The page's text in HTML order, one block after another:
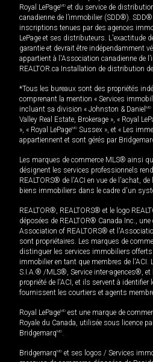
Royal LePageMD et du service de
canadienne de l’immobilier (SDD®). SDD®
inscriptions tenues par des agences
LePage et ses distributeurs. L'exactitude
garantie et devrait être indépendamment
appartient à l'Association canadienne de
REALTOR.ca Installation de distribution
*Tous les bureaux sont des propriétés
comprenant la mention « Services
incluant sa division « Johnston & Daniel MD
Valley Real Estate, Brokerage », « Royal
», « Royal LePageMD Sussex », et « Les
appartiennent et sont gérés par
Les marques de commerce MLS® ainsi
désignent les services professionnels
REALTORS® de l'ACI en vue de l'achat,
biens immobiliers dans le cadre d'un
REALTOR®, REALTORS® et le logo
déposées de REALTOR® Canada Inc.,
Association of REALTORS® et
sont propriétaires. Les marques de
distinguer les services immobiliers
immobilier en tant que membres de l'ACI.
S.I.A.® /MLS®, Service inter-agences®,
propriété de l'ACI, et ils servent à
fournissent les courtiers et agents
Royal LePageMD est une marque de
Royale du Canada, utilisée sous licence
BridgemarqMD.
BridgemarqMD et ses logos / Services